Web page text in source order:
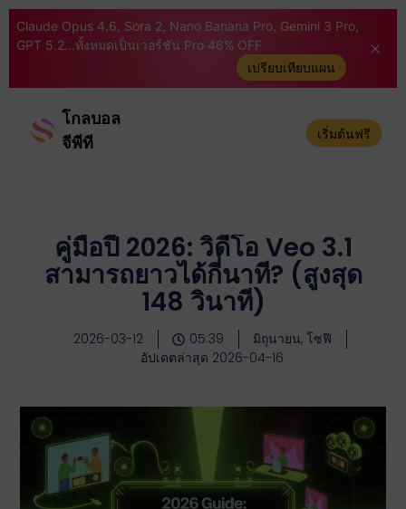
Claude Opus 4.6, Sora 2, Nano Banana Pro, Gemini 3 Pro,
GPT 5.2...ทั้งหมดเป็นเวอร์ชัน Pro 46% OFF
เปรียบเทียบแผน
โกลบอล
จีพีที
เริ่มต้นฟรี
คู่มือปี 2026: วิดีโอ Veo 3.1
สามารถยาวได้กี่นาที? (สูงสุด
148 วินาที)
2026-03-12 05:39
มิถุนายน, โซฟี
อัปเดตล่าสุด 2026-04-16